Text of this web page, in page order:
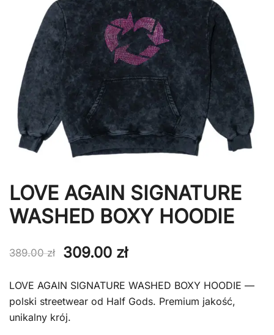
LOVE AGAIN SIGNATURE
WASHED BOXY HOODIE
389.00zł
Pierwotna
wynosiła:
389.00 zł.
309.00 złAktualna
wynosi:
LOVE AGAIN SIGNATURE WASHED BOXY HOODIE —
polski streetwear od Half Gods. Premium jakość,
unikalny krój.